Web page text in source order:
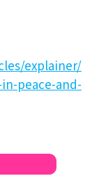
explainer/
peace-and-